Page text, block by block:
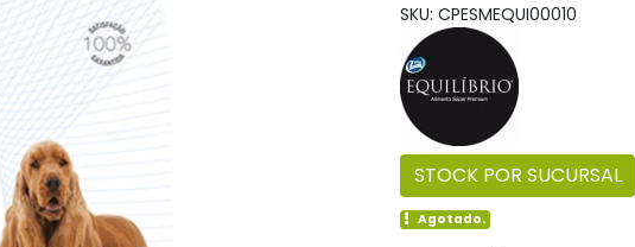
SKU: CPESMEQUI00010
STOCK POR SUCURSAL
Agotado.